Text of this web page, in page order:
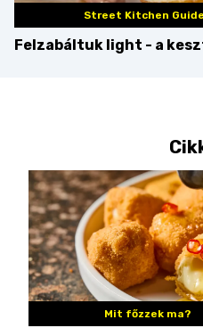
Street Kitchen Guide
Felzabáltuk light - a
Mit főzzek ma?